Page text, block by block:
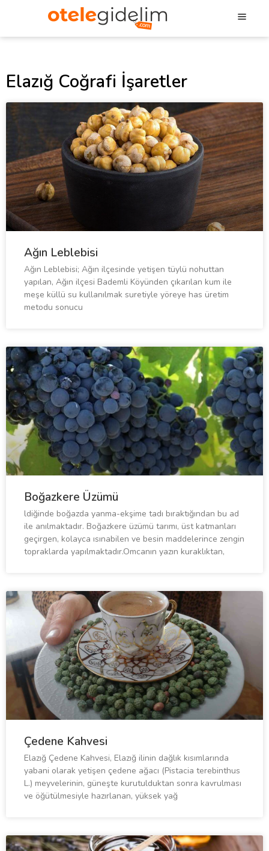
Elazığ Coğrafi İşaretler
Ağın Leblebisi
Ağın Leblebisi; Ağın ilçesinde yetişen tüylü nohuttan
yapılan, Ağın ilçesi Bademli Köyünden çıkarılan kum ile
meşe küllü su kullanılmak suretiyle yöreye has üretim
metodu sonucu
Boğazkere Üzümü
ldiğinde boğazda yanma-ekşime tadı bıraktığından bu ad
ile anılmaktadır. Boğazkere üzümü tarımı, üst katmanları
geçirgen, kolayca ısınabilen ve besin maddelerince zengin
topraklarda yapılmaktadır.Omcanın yazın kuraklıktan,
Çedene Kahvesi
Elazığ Çedene Kahvesi, Elazığ ilinin dağlık kısımlarında
yabani olarak yetişen çedene ağacı (Pistacia terebinthus
L.) meyvelerinin, güneşte kurutulduktan sonra kavrulması
ve öğütülmesiyle hazırlanan, yüksek yağ